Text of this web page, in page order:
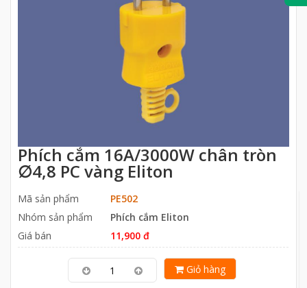
Phích cắm 16A/3000W chân tròn
∅4,8 PC vàng Eliton
Mã sản phẩm
PE502
Nhóm sản phẩm
Phích cắm Eliton
Giá bán
11,900 đ
Giỏ hàng